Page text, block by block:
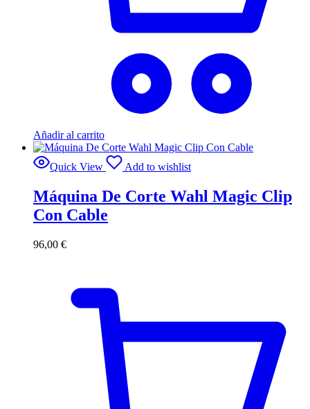
Añadir al carrito
Quick View Add to wishlist
Máquina De Corte Wahl Magic Clip
Con Cable
96,00 €